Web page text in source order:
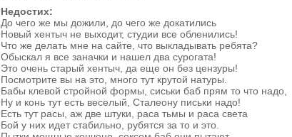
Недостих:
До чего же мы дожили, до чего же докатились
Новый хентыч не выходит, студии все обленились!
Что же делать мне на сайте, что выкладывать ребята?
Обыскал я все заначки и нашел два сурогата!
Это очень старый хентыч, да еще он без цензуры!
Посмотрите вы на это, много тут крутой натуры.
Бабы клевой стройной формы, сиськи баб прям то что надо,
Ну и конь тут есть веселый, Сталеону письки надо!
Есть тут расы, аж две штуки, раса тьмы и раса света
Бой у них идет стабильно, рубятся за то и это.